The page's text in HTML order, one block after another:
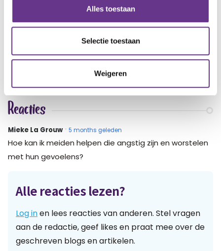
Alles toestaan
Selectie toestaan
Weigeren
Wat vind je van ditartikel?
Reacties
Mieke La Grouw 5 months geleden
Hoe kan ik meiden helpen die angstig zijn en worstelen
met hun gevoelens?
Alle reacties lezen?
Log inen lees reacties van anderen. Stel vragen
aan de redactie, geef likes en praat mee over de
geschreven blogs en artikelen.